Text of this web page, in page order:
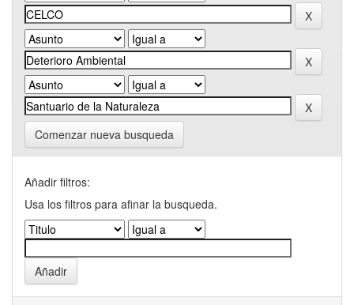
Comenzar nueva busqueda
Añadir filtros:
Usa los filtros para afinar la busqueda.